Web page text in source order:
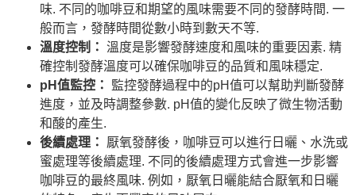
味. 不同的咖啡豆和期望的風味需要不同的發酵時間. 一
般而言，發酵時間從數小時到數天不等.
溫度控制：
溫度是影響發酵速度和風味的重要因素. 精
確控制發酵溫度可以確保咖啡豆的品質和風味穩定.
pH值監控：
監控發酵過程中的pH值可以幫助判斷發酵
進度，並及時調整參數. pH值的變化反映了微生物活動
和酸的產生.
後續處理：
厭氧發酵後，咖啡豆可以進行日曬、水洗或
蜜處理等後續處理. 不同的後續處理方式會進一步影響
咖啡豆的最終風味. 例如，厭氧日曬能結合厭氧和日曬